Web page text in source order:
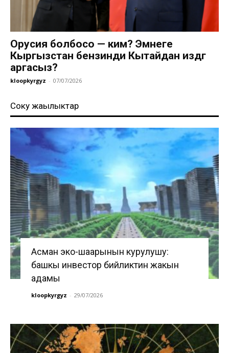
Орусия болбосо — ким? Эмнеге
Кыргызстан бензинди Кытайдан издөөгө
аргасыз?
kloopkyrgyz - 07/07/2026
Соңку жаңылыктар
Асман эко-шаарынын курулушу:
башкы инвестор бийликтин жакын
адамы
kloopkyrgyz - 29/07/2026